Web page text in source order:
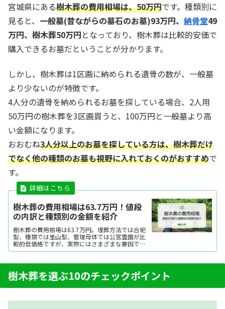
宮城県にある樹木葬の費用相場は、50万円です。種類別に
見ると、 一般墓(昔ながらの墓石のお墓)93万円、 納骨堂49
万円、樹木葬50万円となっており、樹木葬は比較的安価で
購入できるお墓だということが分かります。
しかし、樹木葬は1区画に納められる遺骨の数が、一般墓
より少ないのが特徴です。
4人分の遺骨を納められるお墓を探している場合、2人用
50万円の樹木葬を3区画買うと、100万円と一般墓より高
い金額になります。
おおむね3人分以上のお墓を探している方は、樹木葬だけ
でなく他の種類のお墓も視野に入れておくのがおすすめで
す。
樹木葬の費用相場は63.7万円！値段
の内訳と種類別の金額を紹介
樹木葬の費用相場は63.7万円。埋葬方法では合祀
型、種類では里山型、管理母体では公営霊園が比
較的低価格ですが、実際にはさまざまな要因で費
用が変動します。ここでは、樹木葬の費用相場と
樹木葬を選ぶ10のチェックポイント